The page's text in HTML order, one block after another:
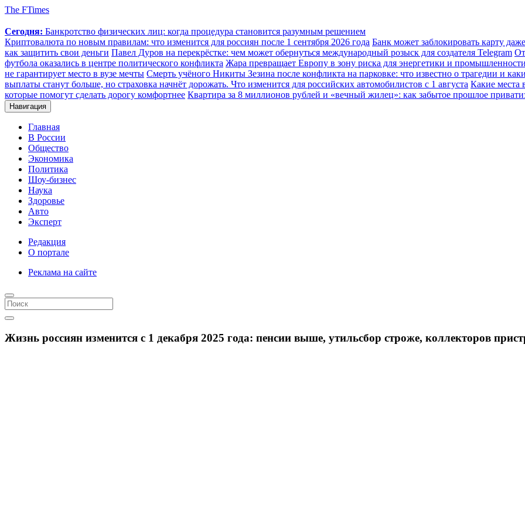
The FTimes
Сегодня: Банкротство физических лиц: когда процедура становится разумным решением
Криптовалюта по новым правилам: что изменится для россиян после 1 сентября 2026 года Банк может заблокировать карту
как защитить свои деньги Павел Дуров на перекрёстке: чем может обернуться международный розыск для создателя Telegram
футбола оказались в центре политического конфликта Жара превращает Европу в зону риска для энергетики и промышленности
не гарантирует место в вузе мечты Смерть учёного Никиты Зезина после конфликта на парковке: что известно о трагедии и
выплаты станут больше, но страховка начнёт дорожать. Что изменится для российских автомобилистов с 1 августа Какие места
которые помогут сделать дорогу комфортнее Квартира за 8 миллионов рублей и «вечный жилец»: как забытое прошлое
Навигация
Главная
В России
Общество
Экономика
Политика
Шоу-бизнес
Наука
Здоровье
Авто
Эксперт
Редакция
О портале
Реклама на сайте
Жизнь россиян изменится с 1 декабря 2025 года: пенсии выше, утильсбор строже, коллекторов